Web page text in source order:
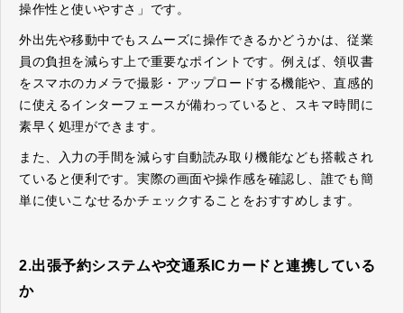
操作性と使いやすさ」です。
外出先や移動中でもスムーズに操作できるかどうかは、従業
員の負担を減らす上で重要なポイントです。例えば、領収書
をスマホのカメラで撮影・アップロードする機能や、直感的
に使えるインターフェースが備わっていると、スキマ時間に
素早く処理ができます。
また、入力の手間を減らす自動読み取り機能なども搭載され
ていると便利です。実際の画面や操作感を確認し、誰でも簡
単に使いこなせるかチェックすることをおすすめします。
2.出張予約システムや交通系ICカードと連携している
か